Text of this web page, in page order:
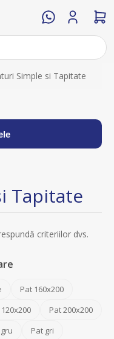
Simple si Tapitate
Tapitate
criteriilor dvs.
Pat 160x200
Pat 200x200
Pat gri